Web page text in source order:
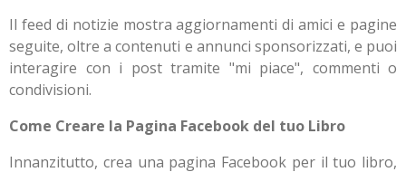
Il feed di notizie mostra aggiornamenti di amici e pagine
seguite, oltre a contenuti e annunci sponsorizzati, e puoi
interagire con i post tramite "mi piace", commenti o
condivisioni.
Come Creare la Pagina Facebook del tuo Libro
Innanzitutto, crea una pagina Facebook per il tuo libro,